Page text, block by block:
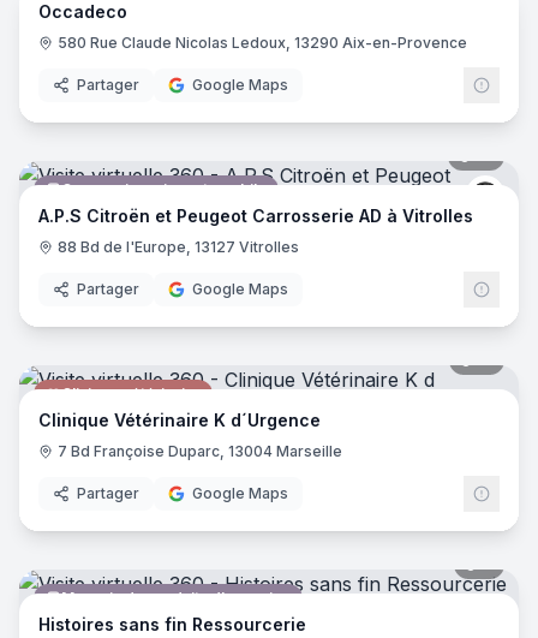
Dépôt-vente
Occadeco
580 Rue Claude Nicolas Ledoux, 13290 Aix-en-Provence
Partager Google Maps
Concessionnaire automobile
A.P.S Citroën et Peugeot Carrosserie AD à Vitrolles
88 Bd de l'Europe, 13127 Vitrolles
Partager Google Maps
Clinique vétérinaire
Clinique Vétérinaire K d´Urgence
7 Bd Françoise Duparc, 13004 Marseille
Partager Google Maps
Magasin de produits d'occasion
Histoires sans fin Ressourcerie